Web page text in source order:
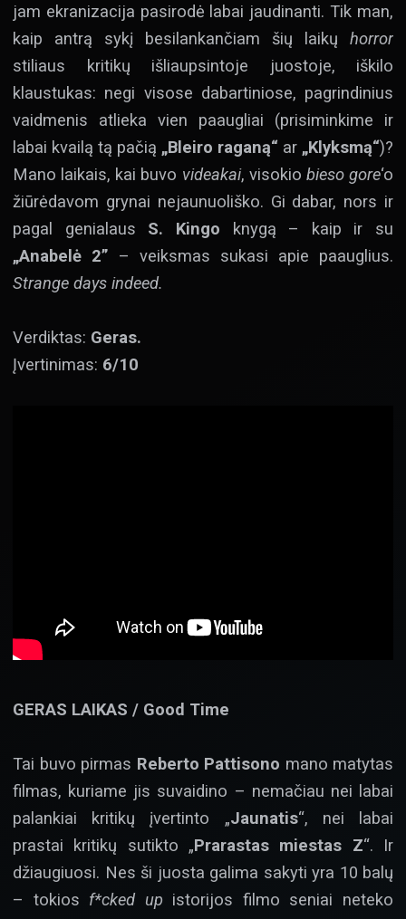
jam ekranizacija pasirodė labai jaudinanti. Tik man,
kaip antrą sykį besilankančiam šių laikų horror
stiliaus kritikų išliaupsintoje juostoje, iškilo
klaustukas: negi visose dabartiniose, pagrindinius
vaidmenis atlieka vien paaugliai (prisiminkime ir
labai kvailą tą pačią „Bleiro raganą“ ar „Klyksmą“)?
Mano laikais, kai buvo videakai, visokio bieso gore‘o
žiūrėdavom grynai nejaunuoliško. Gi dabar, nors ir
pagal genialaus S. Kingo knygą – kaip ir su
„Anabelė 2” – veiksmas sukasi apie paauglius.
Strange days indeed.
Verdiktas: Geras.
Įvertinimas: 6/10
GERAS LAIKAS / Good Time
Tai buvo pirmas Reberto Pattisono mano matytas
filmas, kuriame jis suvaidino – nemačiau nei labai
palankiai kritikų įvertinto „Jaunatis“, nei labai
prastai kritikų sutikto „Prarastas miestas Z“. Ir
džiaugiuosi. Nes ši juosta galima sakyti yra 10 balų
– tokios f*cked up istorijos filmo seniai neteko